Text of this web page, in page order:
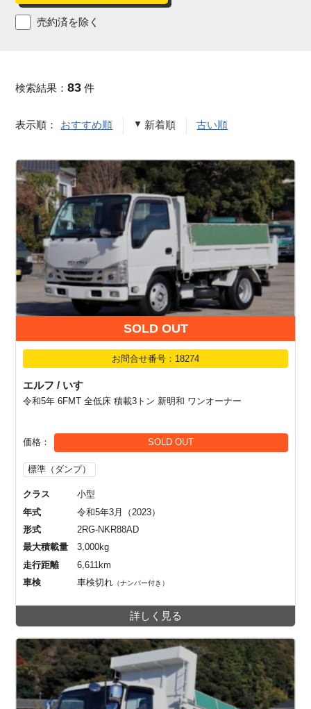
売約済を除く
検索結果：83 件
表示順： おすすめ順 新着順 古い順
SOLD OUT
お問合せ番号：18274
エルフ / いすゞ
令和5年 6FMT 全低床 積載3トン 新明和 ワンオーナー
価格 SOLD OUT
標準（ダンプ）
クラス
小型
年式
令和5年3月（2023）
形式
2RG-NKR88AD
最大積載量
3,000kg
走行距離
6,611km
車検
車検切れ （ナンバー付き）
詳しく見る